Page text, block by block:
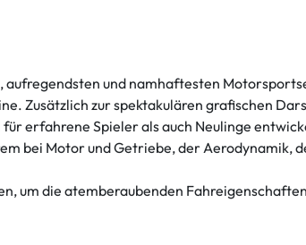
und namhaftesten
Zusätzlich zur spektakulären grafischen
erfahrene Spieler als auch Neulinge
bei Motor und Getriebe, der Aerodynamik,
um die atemberaubenden